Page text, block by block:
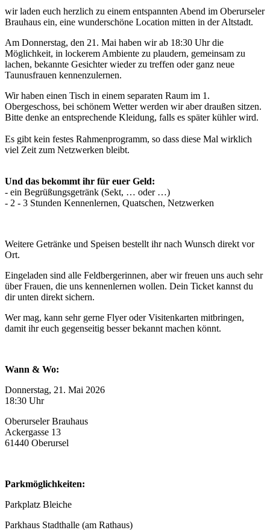
wir laden euch herzlich zu einem entspannten Abend im Oberurseler
Brauhaus ein, eine wunderschöne Location mitten in der Altstadt.
Am Donnerstag, den 21. Mai haben wir ab 18:30 Uhr die
Möglichkeit, in lockerem Ambiente zu plaudern, gemeinsam zu
lachen, bekannte Gesichter wieder zu treffen oder ganz neue
Taunusfrauen kennenzulernen.
Wir haben einen Tisch in einem separaten Raum im 1.
Obergeschoss, bei schönem Wetter werden wir aber draußen sitzen.
Bitte denke an entsprechende Kleidung, falls es später kühler wird.
Es gibt kein festes Rahmenprogramm, so dass diese Mal wirklich
viel Zeit zum Netzwerken bleibt.
Und das bekommt ihr für euer Geld:
- ein Begrüßungsgetränk (Sekt, … oder …)
- 2 - 3 Stunden Kennenlernen, Quatschen, Netzwerken
Weitere Getränke und Speisen bestellt ihr nach Wunsch direkt vor
Ort.
Eingeladen sind alle Feldbergerinnen, aber wir freuen uns auch sehr
über Frauen, die uns kennenlernen wollen. Dein Ticket kannst du
dir unten direkt sichern.
Wer mag, kann sehr gerne Flyer oder Visitenkarten mitbringen,
damit ihr euch gegenseitig besser bekannt machen könnt.
Wann & Wo:
Donnerstag, 21. Mai 2026
18:30 Uhr
Oberurseler Brauhaus
Ackergasse 13
61440 Oberursel
Parkmöglichkeiten:
Parkplatz Bleiche
Parkhaus Stadthalle (am Rathaus)